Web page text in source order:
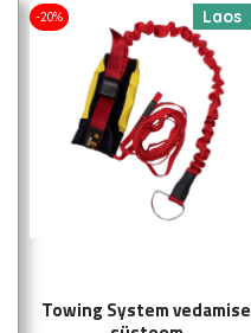
-20% Laos
Towing System vedamise